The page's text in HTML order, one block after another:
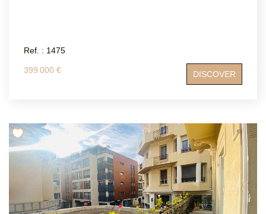
Ref. : 1475
399 000 € DISCOVER